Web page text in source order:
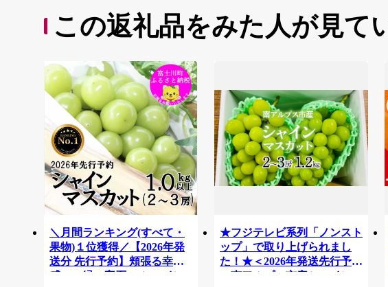
この返礼品をみた人が見て
＼月間ランキング(すべて・
果物)１位獲得／【2026年発
送分 先行予約】頬張る幸福
感 〜緑の宝石・ シャイン
★フジテレビ系列「ノンスト
ップ」で取り上げられまし
た！★＜2026年発送先行予約
＞南アルプス市産シャインマ